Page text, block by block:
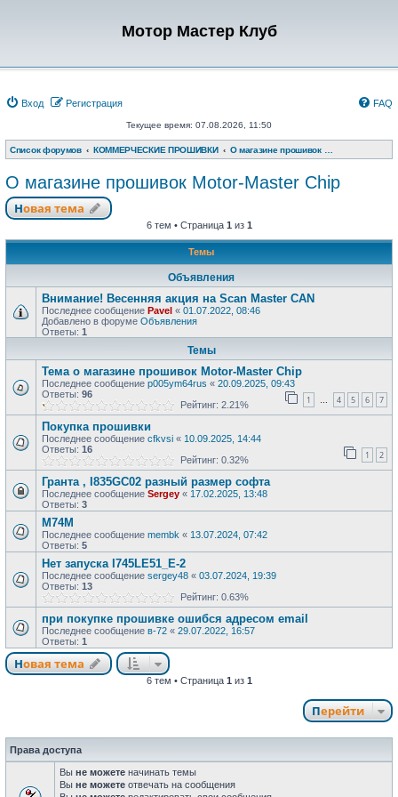
Мотор Мастер Клуб
Вход Регистрация FAQ
Текущее время: 07.08.2026, 11:50
Список форумов КОММЕРЧЕСКИЕ ПРОШИВКИ
О магазине прошивок Motor-Master Chip
Новая тема
6 тем • Страница 1 из 1
Темы
Объявления
Внимание! Весенняя акция на Scan Master CAN
Последнее сообщение Pavel « 01.07.2022, 08:46
Добавлено в форуме Объявления
Ответы: 1
Темы
Тема о магазине прошивок Motor-Master Chip
Последнее сообщение p005ym64rus « 20.09.2025, 09:43
Ответы: 96 1 … 4 5 6 7
Рейтинг: 2.21%
Покупка прошивки
Последнее сообщение cfkvsi « 10.09.2025, 14:44
Ответы: 16 1 2
Рейтинг: 0.32%
Гранта , I835GC02 разный размер софта
Последнее сообщение Sergey « 17.02.2025, 13:48
Ответы: 3
M74М
Последнее сообщение membk « 13.07.2024, 07:42
Ответы: 5
Нет запуска I745LE51_Е-2
Последнее сообщение sergey48 « 03.07.2024, 19:39
Ответы: 13
Рейтинг: 0.63%
при покупке прошивке ошибся адресом email
Последнее сообщение в-72 « 29.07.2022, 16:57
Ответы: 1
Новая тема
6 тем • Страница 1 из 1
Перейти
Права доступа
Вы не можете начинать темы
Вы не можете отвечать на сообщения